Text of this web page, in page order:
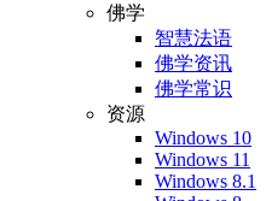
佛学
智慧法语
佛学资讯
佛学常识
资源
Windows 10
Windows 11
Windows 8.1